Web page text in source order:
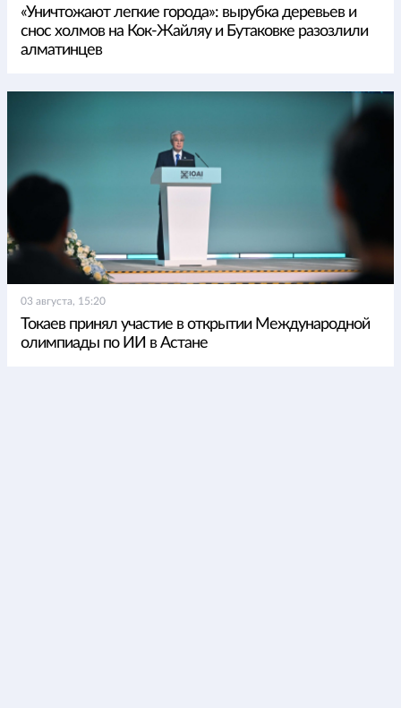
«Уничтожают легкие города»: вырубка деревьев и
снос холмов на Кок-Жайляу и Бутаковке разозлили
алматинцев
03 августа, 15:20
Токаев принял участие в открытии Международной
олимпиады по ИИ в Астане